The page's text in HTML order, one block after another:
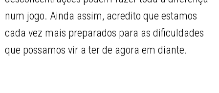
num jogo. Ainda assim, acredito que estamos
cada vez mais preparados para as dificuldades
que possamos vir a ter de agora em diante.